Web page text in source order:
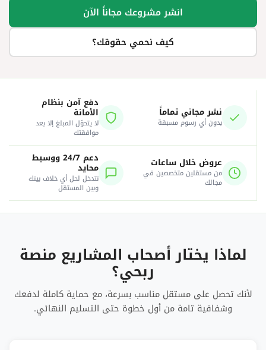
انشر مشروعك مجاناً الآن
كيف نحمي حقوقك؟
نشر مجاني تماماً
بدون أي رسوم مسبقة
دفع آمن بنظام
الأمانة
لا يتحوّل المبلغ إلا بعد
موافقتك
عروض خلال ساعات
من مستقلين متخصصين في
مجالك
دعم 24/7 ووسيط
محايد
نتدخل لحل أي خلاف بينك
وبين المستقل
لماذا يختار أصحاب المشاريع منصة
ربحي؟
لأنك تحصل على مستقل مناسب بسرعة، مع حماية كاملة لدفعك
وشفافية تامة من أول خطوة حتى التسليم النهائي.